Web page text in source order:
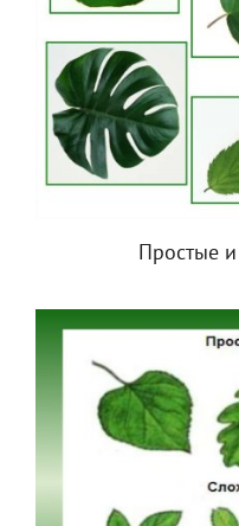
Простые